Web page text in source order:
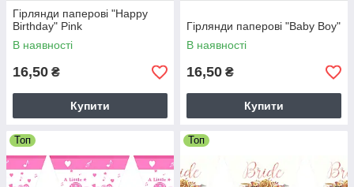
Гірлянди паперові "Happy
Birthday" Pink
В наявності
16,50 ₴
Купити
Гірлянди паперові "Baby Boy"
В наявності
16,50 ₴
Купити
Топ Топ